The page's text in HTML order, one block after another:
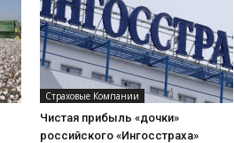
Страховые Компании
Чистая прибыль «дочки»
российского «Ингосстраха»